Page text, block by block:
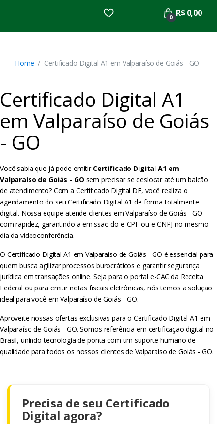
:
0 R$ 0,00
Home Certificado Digital A1 em Valparaíso de Goiás - GO
Certificado Digital A1
em Valparaíso de Goiás
- GO
Você sabia que já pode emitir Certificado Digital A1 em
Valparaíso de Goiás - GO sem precisar se deslocar até um balcão
de atendimento? Com a Certificado Digital DF, você realiza o
agendamento do seu Certificado Digital A1 de forma totalmente
digital. Nossa equipe atende clientes em Valparaíso de Goiás - GO
com rapidez, garantindo a emissão do e-CPF ou e-CNPJ no mesmo
dia da videoconferência.
O Certificado Digital A1 em Valparaíso de Goiás - GO é essencial para
quem busca agilizar processos burocráticos e garantir segurança
jurídica em transações online. Seja para o portal e-CAC da Receita
Federal ou para emitir notas fiscais eletrônicas, nós temos a solução
ideal para você em Valparaíso de Goiás - GO.
Aproveite nossas ofertas exclusivas para o Certificado Digital A1 em
Valparaíso de Goiás - GO. Somos referência em certificação digital no
Brasil, unindo tecnologia de ponta com um suporte humano de
qualidade para todos os nossos clientes de Valparaíso de Goiás - GO.
Precisa de seu Certificado
Digital agora?